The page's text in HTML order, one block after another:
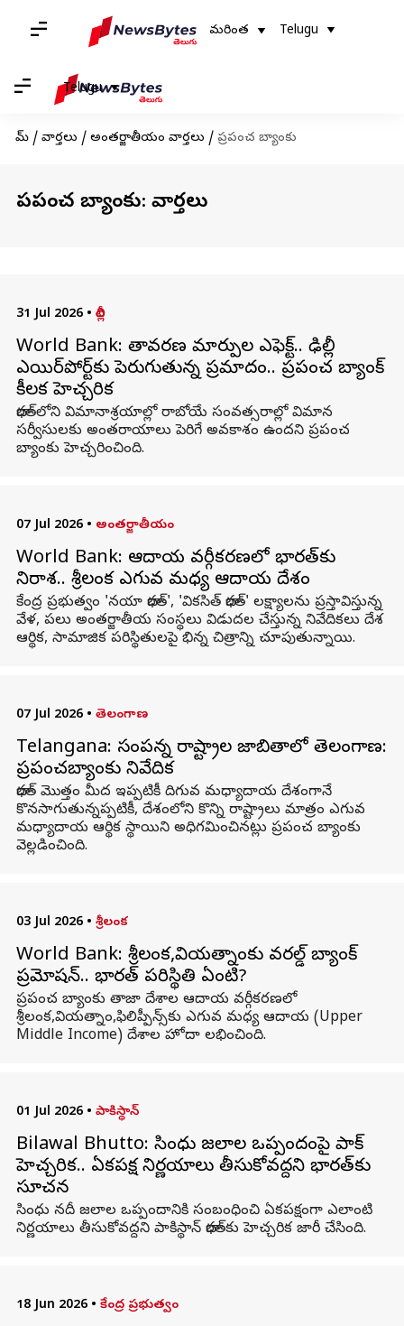
మరింత Telugu
Telugu
హోమ్ / వార్తలు / అంతర్జాతీయం వార్తలు / ప్రపంచ బ్యాంకు
ప్రపంచ బ్యాంకు: వార్తలు
31 Jul 2026 • దిల్లీ
World Bank: వాతావరణ మార్పుల ఎఫెక్ట్.. ఢిల్లీ
ఎయిర్‌పోర్ట్‌కు పెరుగుతున్న ప్రమాదం.. ప్రపంచ బ్యాంక్
కీలక హెచ్చరిక
భారత్‌లోని విమానాశ్రయాల్లో రాబోయే సంవత్సరాల్లో విమాన
సర్వీసులకు అంతరాయాలు పెరిగే అవకాశం ఉందని ప్రపంచ
బ్యాంకు హెచ్చరించింది.
07 Jul 2026 • అంతర్జాతీయం
World Bank: ఆదాయ వర్గీకరణలో భారత్‌కు
నిరాశ.. శ్రీలంక ఎగువ మధ్య ఆదాయ దేశం
కేంద్ర ప్రభుత్వం 'నయా భారత్', 'వికసిత్ భారత్' లక్ష్యాలను ప్రస్తావిస్తున్న
వేళ, పలు అంతర్జాతీయ సంస్థలు విడుదల చేస్తున్న నివేదికలు దేశ
ఆర్థిక, సామాజిక పరిస్థితులపై భిన్న చిత్రాన్ని చూపుతున్నాయి.
07 Jul 2026 • తెలంగాణ
Telangana: సంపన్న రాష్ట్రాల జాబితాలో తెలంగాణ:
ప్రపంచబ్యాంకు నివేదిక
భారత్‌ మొత్తం మీద ఇప్పటికీ దిగువ మధ్యాదాయ దేశంగానే
కొనసాగుతున్నప్పటికీ, దేశంలోని కొన్ని రాష్ట్రాలు మాత్రం ఎగువ
మధ్యాదాయ ఆర్థిక స్థాయిని అధిగమించినట్లు ప్రపంచ బ్యాంకు
వెల్లడించింది.
03 Jul 2026 • శ్రీలంక
World Bank: శ్రీలంక,వియత్నాంకు వరల్డ్ బ్యాంక్
ప్రమోషన్.. భారత్ పరిస్థితి ఏంటి?
ప్రపంచ బ్యాంకు తాజా దేశాల ఆదాయ వర్గీకరణలో
శ్రీలంక,వియత్నాం,ఫిలిప్పీన్స్‌కు ఎగువ మధ్య ఆదాయ (Upper
Middle Income) దేశాల హోదా లభించింది.
01 Jul 2026 • పాకిస్థాన్
Bilawal Bhutto: సింధు జలాల ఒప్పందంపై పాక్
హెచ్చరిక.. ఏకపక్ష నిర్ణయాలు తీసుకోవద్దని భారత్‌కు
సూచన
సింధు నదీ జలాల ఒప్పందానికి సంబంధించి ఏకపక్షంగా ఎలాంటి
నిర్ణయాలు తీసుకోవద్దని పాకిస్థాన్ భారత్‌కు హెచ్చరిక జారీ చేసింది.
18 Jun 2026 • కేంద్ర ప్రభుత్వం